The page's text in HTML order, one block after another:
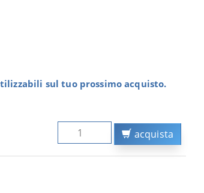
sul tuo prossimo acquisto.
acquista